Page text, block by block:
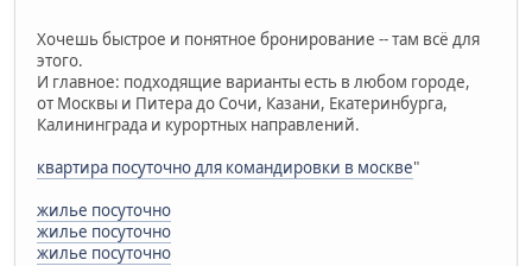
Хочешь быстрое и понятное бронирование -- там всё для
этого.
И главное: подходящие варианты есть в любом городе,
от Москвы и Питера до Сочи, Казани, Екатеринбурга,
Калининграда и курортных направлений.
квартира посуточно для командировки в москве"
жилье посуточно
жилье посуточно
жилье посуточно